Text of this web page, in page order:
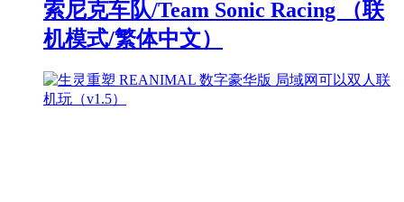
索尼克车队/Team Sonic Racing （联
机模式/繁体中文）